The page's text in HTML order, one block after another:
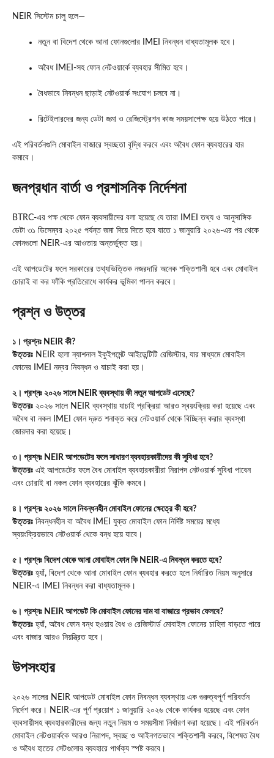
NEIR সিস্টেম চালু হলে—
নতুন বা বিদেশ থেকে আনা ফোনগুলোর IMEI নিবন্ধন বাধ্যতামূলক হবে।
অবৈধ IMEI-সহ ফোন নেটওয়ার্কে ব্যবহার সীমিত হবে।
বৈধভাবে নিবন্ধন ছাড়াই নেটওয়ার্ক সংযোগ চলবে না।
রিটেইলারদের জন্য ডেটা জমা ও রেজিস্ট্রেশন কাজ সময়সাপেক্ষ হয়ে উঠতে পারে।
এই পরিবর্তনগুলি মোবাইল বাজারে স্বচ্ছতা বৃদ্ধি করবে এবং অবৈধ ফোন ব্যবহারের হার
কমাবে।
জনপ্রধান বার্তা ও প্রশাসনিক নির্দেশনা
BTRC-এর পক্ষ থেকে ফোন ব্যবসায়ীদের বলা হয়েছে যে তারা IMEI তথ্য ও আনুসাঙ্গিক
ডেটা ৩১ ডিসেম্বর ২০২৫ পর্যন্ত জমা দিয়ে দিতে হবে যাতে ১ জানুয়ারি ২০২৬-এর পর থেকে
ফোনগুলো NEIR-এর আওতায় অন্তর্ভুক্ত হয়।
এই আপডেটের ফলে সরকারের তথ্যভিত্তিক নজরদারি অনেক শক্তিশালী হবে এবং মোবাইল
চোরাই বা কর ফাঁকি প্রতিরোধে কার্যকর ভূমিকা পালন করবে।
প্রশ্ন ও উত্তর
১। প্রশ্নঃ NEIR কী?
উত্তরঃ NEIR হলো ন্যাশনাল ইকুইপমেন্ট আইডেন্টিটি রেজিস্টার, যার মাধ্যমে মোবাইল
ফোনের IMEI নম্বর নিবন্ধন ও যাচাই করা হয়।
২। প্রশ্নঃ ২০২৬ সালে NEIR ব্যবস্থায় কী নতুন আপডেট এসেছে?
উত্তরঃ ২০২৬ সালে NEIR ব্যবস্থায় যাচাই প্রক্রিয়া আরও স্বয়ংক্রিয় করা হয়েছে এবং
অবৈধ বা নকল IMEI ফোন দ্রুত শনাক্ত করে নেটওয়ার্ক থেকে বিচ্ছিন্ন করার ব্যবস্থা
জোরদার করা হয়েছে।
৩। প্রশ্নঃ NEIR আপডেটের ফলে সাধারণ ব্যবহারকারীদের কী সুবিধা হবে?
উত্তরঃ এই আপডেটের ফলে বৈধ মোবাইল ব্যবহারকারীরা নিরাপদ নেটওয়ার্ক সুবিধা পাবেন
এবং চোরাই বা নকল ফোন ব্যবহারের ঝুঁকি কমবে।
৪। প্রশ্নঃ ২০২৬ সালে নিবন্ধনহীন মোবাইল ফোনের ক্ষেত্রে কী হবে?
উত্তরঃ নিবন্ধনহীন বা অবৈধ IMEI যুক্ত মোবাইল ফোন নির্দিষ্ট সময়ের মধ্যে
স্বয়ংক্রিয়ভাবে নেটওয়ার্ক থেকে বন্ধ হয়ে যাবে।
৫। প্রশ্নঃ বিদেশ থেকে আনা মোবাইল ফোন কি NEIR-এ নিবন্ধন করতে হবে?
উত্তরঃ হ্যাঁ, বিদেশ থেকে আনা মোবাইল ফোন ব্যবহার করতে হলে নির্ধারিত নিয়ম অনুসারে
NEIR-এ IMEI নিবন্ধন করা বাধ্যতামূলক।
৬। প্রশ্নঃ NEIR আপডেট কি মোবাইল ফোনের দাম বা বাজারে প্রভাব ফেলবে?
উত্তরঃ হ্যাঁ, অবৈধ ফোন বন্ধ হওয়ায় বৈধ ও রেজিস্টার্ড মোবাইল ফোনের চাহিদা বাড়তে পারে
এবং বাজার আরও নিয়ন্ত্রিত হবে।
উপসংহার
২০২৬ সালের NEIR আপডেট মোবাইল ফোন নিবন্ধন ব্যবস্থায় এক গুরুত্বপূর্ণ পরিবর্তন
নির্দেশ করে। NEIR-এর পূর্ণ প্রয়োগ ১ জানুয়ারি ২০২৬ থেকে কার্যকর হয়েছে এবং ফোন
ব্যবসায়ীসহ ব্যবহারকারীদের জন্য নতুন নিয়ম ও সময়সীমা নির্ধারণ করা হয়েছে। এই পরিবর্তন
মোবাইল নেটওয়ার্ককে আরও নিরাপদ, স্বচ্ছ ও আইনগতভাবে শক্তিশালী করবে, বিশেষত বৈধ
ও অবৈধ হাতের সেটগুলোর ব্যবহারে পার্থক্য স্পষ্ট করবে।